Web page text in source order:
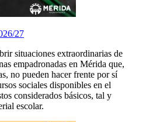
27
situaciones extraordinarias de
empadronadas en Mérida que,
no pueden hacer frente por sí
sociales disponibles en el
considerados básicos, tal y
escolar.